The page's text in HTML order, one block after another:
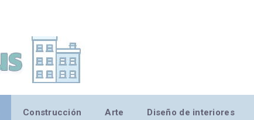
Construcción Arte Diseño de interiores